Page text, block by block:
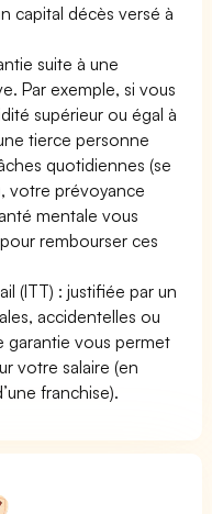
capital décès versé à
suite à une
Par exemple, si vous
supérieur ou égal à
tierce personne
quotidiennes (se
votre prévoyance
mentale vous
rembourser ces
(ITT) : justifiée par un
accidentelles ou
garantie vous permet
votre salaire (en
franchise).